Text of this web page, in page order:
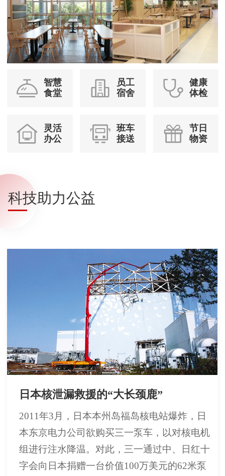
智慧
食堂
员工
宿舍
健康
体检
灵活
办公
班车
接送
节日
物资
科技助力公益
日本核泄漏救援的“大长颈鹿”
2011年3月，日本本州岛福岛核电站爆炸，日
本东京电力公司欲购买三一泵车，以对核电机
组进行注水降温。对此，三一通过中、日红十
字会向日本捐赠一台价值100万美元的62米泵